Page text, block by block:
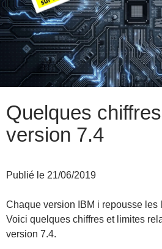
Quelques
version 7.4
Publié le 21/06/2019
Chaque version IBM i repousse les
Voici quelques chiffres et limites
version 7.4.